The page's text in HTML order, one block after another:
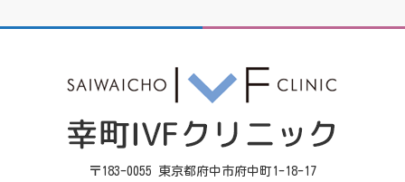
〒183-0055 東京都府中市府中町1-18-17